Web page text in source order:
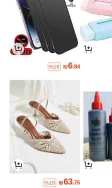
₪6.84
%10
₪63.75
%15